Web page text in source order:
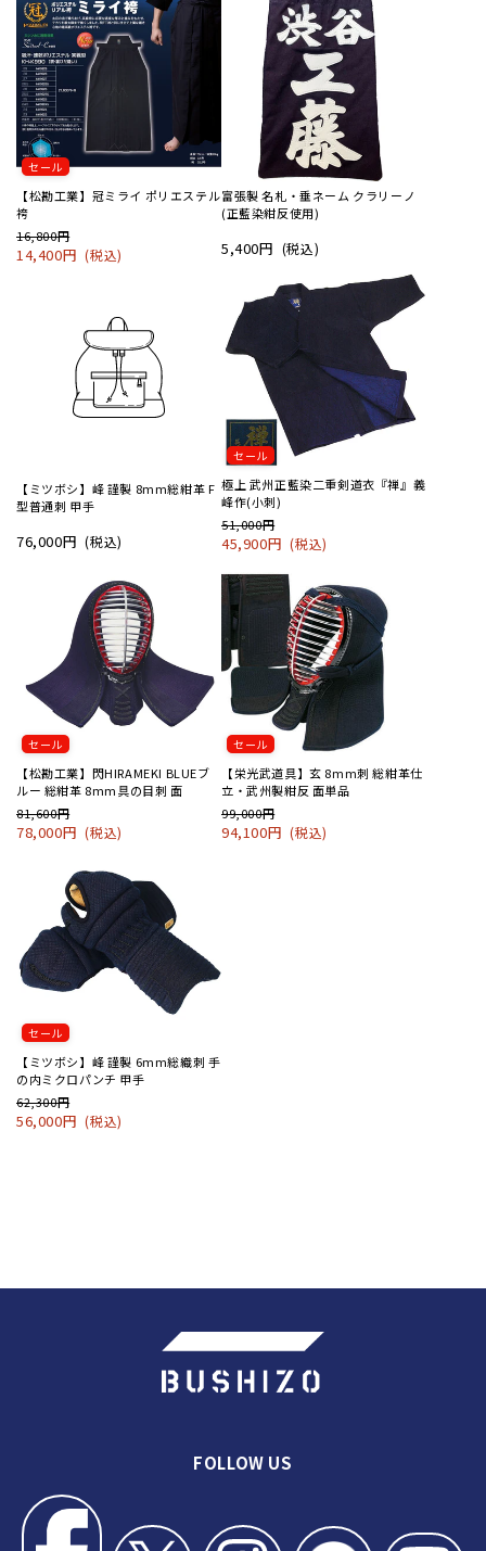
セール
【松勘工業】冠ミライ ポリエステル
袴
16,800円
14,400円(税込)
富張製 名札・垂ネーム クラリーノ
(正藍染紺反使用)
5,400円 (税込)
【ミツボシ】峰 謹製 8mm総紺革 F
型普通刺 甲手
76,000円(税込)
セール
極上 武州正藍染二重剣道衣『禅』義
峰作(小刺)
51,000円
45,900円(税込)
セール
【松勘工業】閃HIRAMEKI BLUEブ
ルー 総紺革 8mm具の目刺 面
81,600円
78,000円(税込)
セール
【栄光武道具】玄 8mm刺 総紺革仕
立・武州製紺反 面単品
99,000円
94,100円(税込)
セール
【ミツボシ】峰 謹製 6mm総織刺 手
の内ミクロパンチ 甲手
62,300円
56,000円(税込)
FOLLOW US